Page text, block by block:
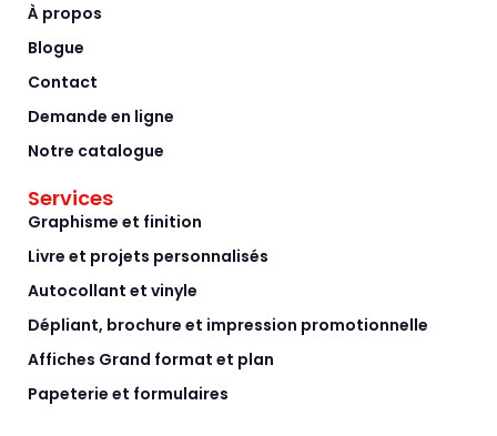
À propos
Blogue
Contact
Demande en ligne
Notre catalogue
Services
Graphisme et finition
Livre et projets personnalisés
Autocollant et vinyle
Dépliant, brochure et impression promotionnelle
Affiches Grand format et plan
Papeterie et formulaires